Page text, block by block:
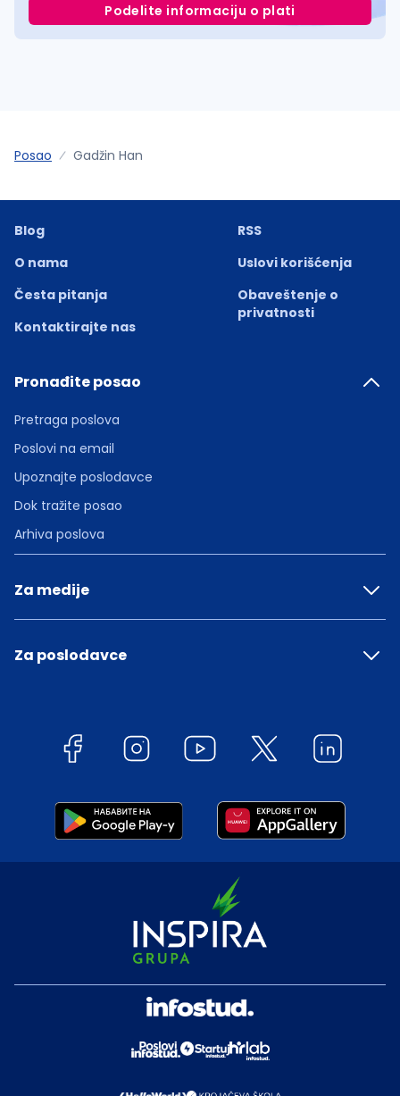
Podelite informaciju o plati
Posao Gadžin Han
Blog
O nama
Česta pitanja
Kontaktirajte nas
RSS
Uslovi korišćenja
Obaveštenje o
privatnosti
Pronađite posao
Pretraga poslova
Poslovi na email
Upoznajte poslodavce
Dok tražite posao
Arhiva poslova
Za medije
Za poslodavce